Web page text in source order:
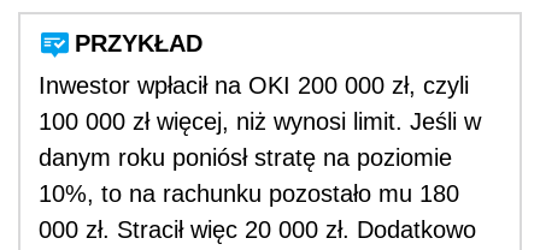
PRZYKŁAD
Inwestor wpłacił na OKI 200 000 zł, czyli
100 000 zł więcej, niż wynosi limit. Jeśli w
danym roku poniósł stratę na poziomie
10%, to na rachunku pozostało mu 180
000 zł. Stracił więc 20 000 zł. Dodatkowo